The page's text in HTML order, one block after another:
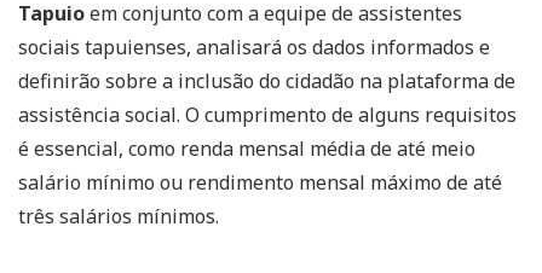
Tapuioem conjunto com a equipe de assistentes
sociais tapuienses, analisará os dados informados e
definirão sobre a inclusão do cidadão na plataforma de
assistência social. O cumprimento de alguns requisitos
é essencial, como renda mensal média de até meio
salário mínimo ou rendimento mensal máximo de até
três salários mínimos.